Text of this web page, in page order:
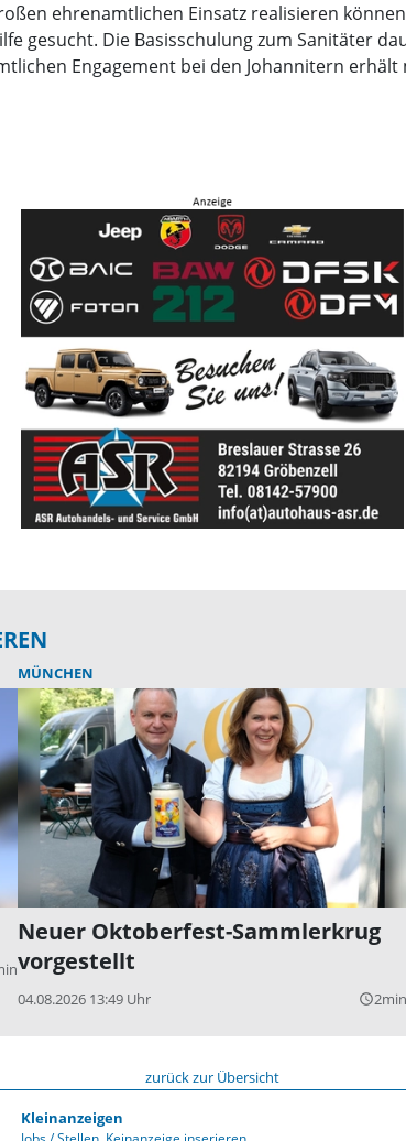
ehrenamtlichen Einsatz realisieren
gesucht. Die Basisschulung zum Sanitäter
Engagement bei den Johannitern erhält
MÜNCHEN
Neuer Oktoberfest-Sammlerkrug
vorgestellt
04.08.2026 13:49 Uhr query_builder2min
zurück zur Übersicht
Kleinanzeigen